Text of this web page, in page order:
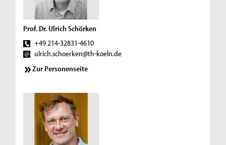
Prof. Dr. Ulrich Schörken
+49 214-32831-4610
ulrich.schoerken@th-koeln.de
Zur Personenseite